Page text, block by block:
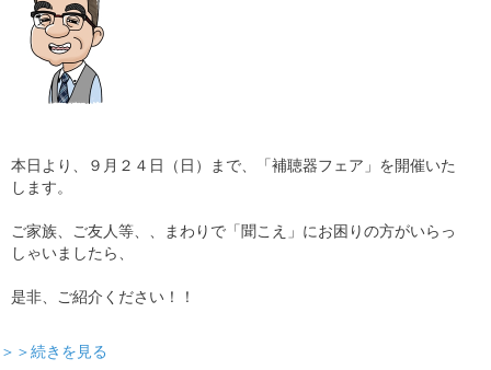
本日より、９月２４日（日）まで、「補聴器フェア」を開催いた
します。
ご家族、ご友人等、、まわりで「聞こえ」にお困りの方がいらっ
しゃいましたら、
是非、ご紹介ください！！
＞＞続きを見る